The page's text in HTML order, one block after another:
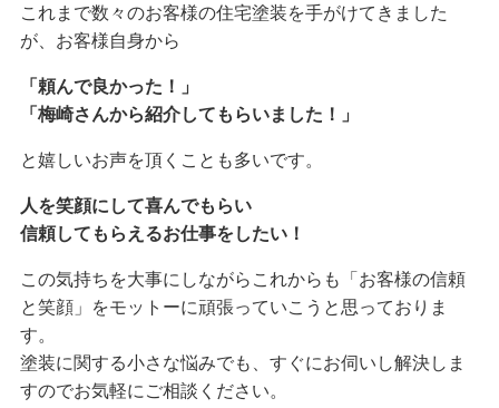
これまで数々のお客様の住宅塗装を手がけてきました
が、お客様自身から
「頼んで良かった！」
「梅崎さんから紹介してもらいました！」
と嬉しいお声を頂くことも多いです。
人を笑顔にして喜んでもらい
信頼してもらえるお仕事をしたい！
この気持ちを大事にしながらこれからも「お客様の信頼
と笑顔」をモットーに頑張っていこうと思っておりま
す。
塗装に関する小さな悩みでも、すぐにお伺いし解決しま
すのでお気軽にご相談ください。